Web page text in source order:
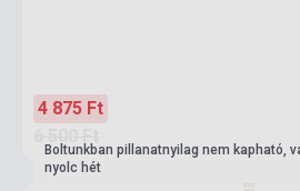
4 875 Ft
Boltunkban pillanatnyilag nem kapható,
nyolc hét